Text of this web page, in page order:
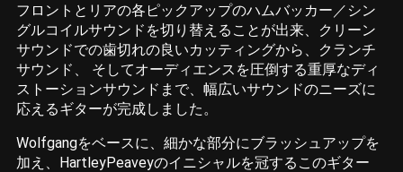
フロントとリアの各ピックアップのハムバッカー／シン
グルコイルサウンドを切り替えることが出来、クリーン
サウンドでの歯切れの良いカッティングから、クランチ
サウンド、 そしてオーディエンスを圧倒する重厚なディ
ストーションサウンドまで、幅広いサウンドのニーズに
応えるギターが完成しました。
Wolfgangをベースに、細かな部分にブラッシュアップを
加え、HartleyPeaveyのイニシャルを冠するこのギター